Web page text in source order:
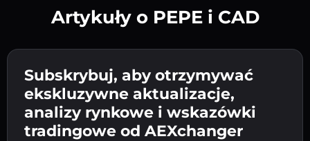
Wpisz adres swojego portfela
kryptowalutowego 👉 przejdź do następnego
kroku.
Potwierdź swoją tożsamość 👉 przejdź do
ostatniego kroku.
Wyślij depozyt 👉 odbierz kryptowalutę lub
walutę fiat w swoim portfelu.
Artykuły o PEPE i CAD
Subskrybuj, aby otrzymywać
ekskluzywne aktualizacje,
analizy rynkowe i wskazówki
tradingowe od AEXchanger